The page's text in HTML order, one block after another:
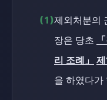
(1)제외처분의
장은 당초
리 조례」
을 하였다가